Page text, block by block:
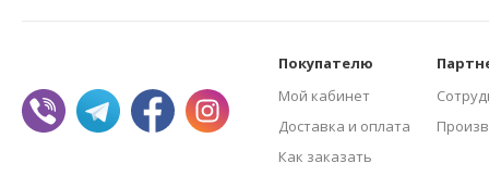
Покупателю
Мой кабинет
Доставка и оплата
Как заказать